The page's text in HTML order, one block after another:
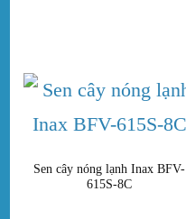
Sen cây nóng lạnh Inax BFV-
615S-8C